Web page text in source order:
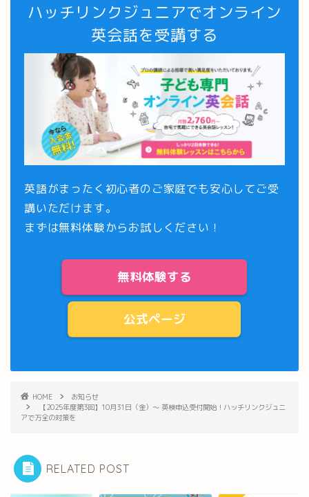
ハッチリンクジュニアでオンライン
英会話を受講する
英語がまったく初心者のご家庭でも安心してご受
講いただけます。
まずは無料体験からお試しください！
無料体験する
公式ページ
HOME
お知らせ
【2025年度第3回】10月31日（金）～ 英検申込受付開始！ハッチリンクジュニ
アで万全の対策を
RELATED POST